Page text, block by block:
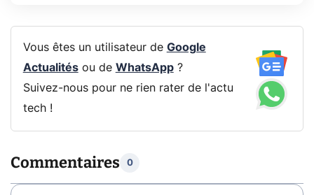
Vous êtes un utilisateur de Google
Actualitésou de WhatsApp?
Suivez-nous pour ne rien rater de l'actu
tech !
Commentaires 0